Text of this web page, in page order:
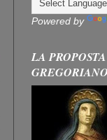
Powered by
LA